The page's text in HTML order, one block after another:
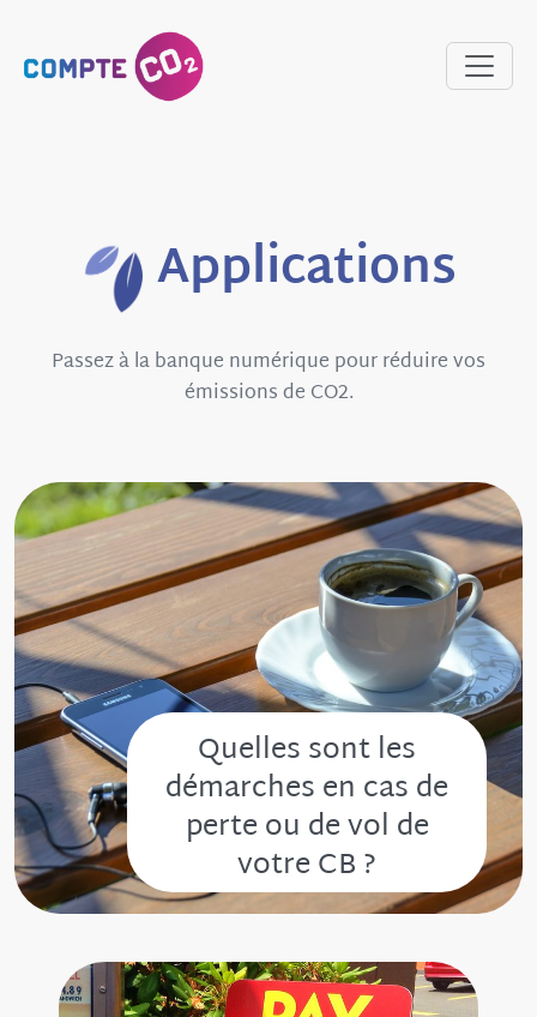
Applications
Passez à la banque numérique pour réduire vos
émissions de CO2.
Quelles sont les
démarches en cas de
perte ou de vol de
votre CB ?